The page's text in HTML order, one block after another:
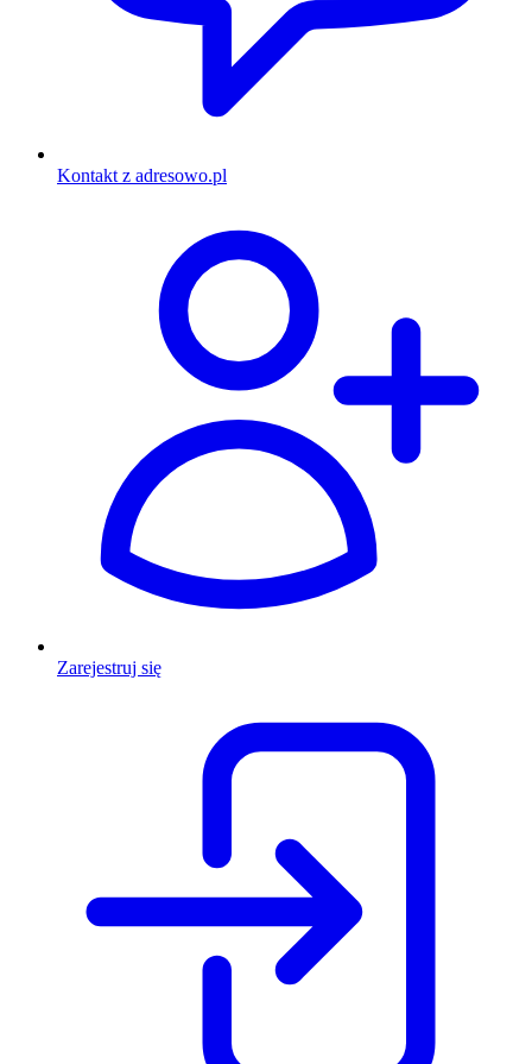
Kontakt z adresowo.pl
Zarejestruj się